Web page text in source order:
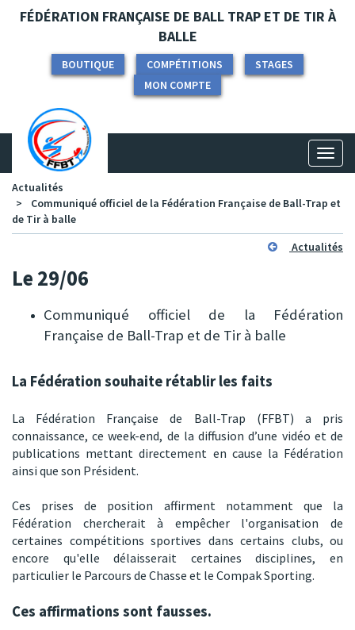
Panneau de gestion des cookies
FÉDÉRATION FRANÇAISE DE BALL TRAP ET DE TIR À
BALLE
BOUTIQUE COMPÉTITIONS
STAGES
MON COMPTE
Actualités
Communiqué officiel de la Fédération Française de Ball-Trap et
de Tir à balle
Actualités
Le 29/06
Communiqué officiel de la Fédération
Française de Ball-Trap et de Tir à balle
La Fédération souhaite rétablir les faits
La Fédération Française de Ball-Trap (FFBT) a pris
connaissance, ce week-end, de la diffusion d’une vidéo et de
publications mettant directement en cause la Fédération
ainsi que son Président.
Ces prises de position affirment notamment que la
Fédération chercherait à empêcher l'organisation de
certaines compétitions sportives dans certains clubs, ou
encore qu'elle délaisserait certaines disciplines, en
particulier le Parcours de Chasse et le Compak Sporting.
Ces affirmations sont fausses.